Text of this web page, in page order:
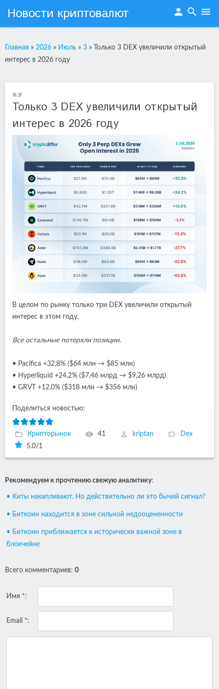
Новости криптовалют person search menu
Главная » 2026 » Июль » 3 »
Только 3 DEX увеличили открытый
интерес в 2026 году
19:37
Только 3 DEX увеличили открытый
интерес в 2026 году
В целом по рынку только три DEX увеличили открытый
интерес в этом году.
Все остальные потеряли позиции.
• Pacifica +32,8% ($64 млн → $85 млн)
• Hyperliquid +24,2% ($7,46 млрд → $9,26 млрд)
• GRVT +12,0% ($318 млн → $356 млн)
Поделиться новостью:
Крипторынок 41 kriptan
Dex
5.0/1
Рекомендуем к прочтению свежую аналитику:
• Киты накапливают. Но действительно ли это бычий сигнал?
• Биткоин находится в зоне сильной недооцененности
• Биткоин приближается к исторически важной зоне в
блокчейне
Всего комментариев: 0
Имя *:
Email *: